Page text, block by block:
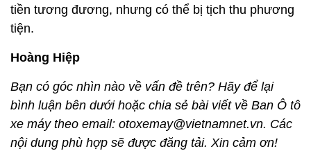
tiền tương đương, nhưng có thể bị tịch thu phương
tiện.
Hoàng Hiệp
Bạn có góc nhìn nào về vấn đề trên? Hãy để lại
bình luận bên dưới hoặc chia sẻ bài viết về Ban Ô tô
xe máy theo email: otoxemay@vietnamnet.vn. Các
nội dung phù hợp sẽ được đăng tải. Xin cảm ơn!